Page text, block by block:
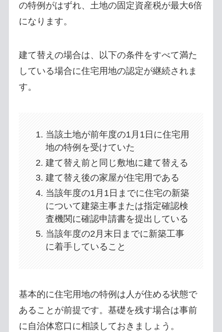
の特例がはずれ、土地の固定資産税が最大6倍
になります。
建て替えの場合は、以下の条件をすべて満た
している場合に住宅用地の認定が継続されま
す。
当該土地が前年度の1月1日に住宅用
地の特例を受けていた
建て替え前と同じ敷地に建て替える
建て替え後の家屋が住宅用である
当該年度の1月1日までに住宅の新築
について建築主事または指定確認検
査機関に確認申請書を提出している
当該年度の2月末日までに新築工事
に着手していること
基本的に住宅用地の特例は人が住める状態で
あることが前提です。基礎を残す場合は事前
に自治体窓口に相談しておきましょう。